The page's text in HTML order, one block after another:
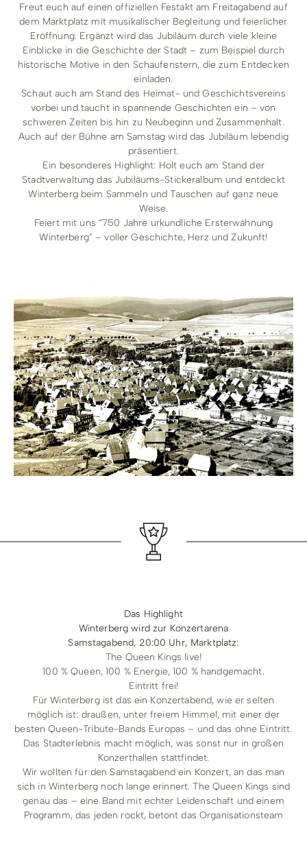
Freut euch auf einen offiziellen Festakt am Freitagabend auf
dem Marktplatz mit musikalischer Begleitung und feierlicher
Eröffnung. Ergänzt wird das Jubiläum durch viele kleine
Einblicke in die Geschichte der Stadt – zum Beispiel durch
historische Motive in den Schaufenstern, die zum Entdecken
einladen.
Schaut auch am Stand des Heimat- und Geschichtsvereins
vorbei und taucht in spannende Geschichten ein – von
schweren Zeiten bis hin zu Neubeginn und Zusammenhalt.
Auch auf der Bühne am Samstag wird das Jubiläum lebendig
präsentiert.
Ein besonderes Highlight: Holt euch am Stand der
Stadtverwaltung das Jubiläums-Stickeralbum und entdeckt
Winterberg beim Sammeln und Tauschen auf ganz neue
Weise.
Feiert mit uns “750 Jahre urkundliche Ersterwähnung
Winterberg” – voller Geschichte, Herz und Zukunft!
Das Highlight
Winterberg wird zur Konzertarena
Samstagabend, 20:00 Uhr, Marktplatz:
The Queen Kings live!
100 % Queen, 100 % Energie, 100 % handgemacht.
Eintritt frei!
Für Winterberg ist das ein Konzertabend, wie er selten
möglich ist: draußen, unter freiem Himmel, mit einer der
besten Queen-Tribute-Bands Europas – und das ohne Eintritt.
Das Stadterlebnis macht möglich, was sonst nur in großen
Konzerthallen stattfindet.
Wir wollten für den Samstagabend ein Konzert, an das man
sich in Winterberg noch lange erinnert. The Queen Kings sind
genau das – eine Band mit echter Leidenschaft und einem
Programm, das jeden rockt, betont das Organisationsteam